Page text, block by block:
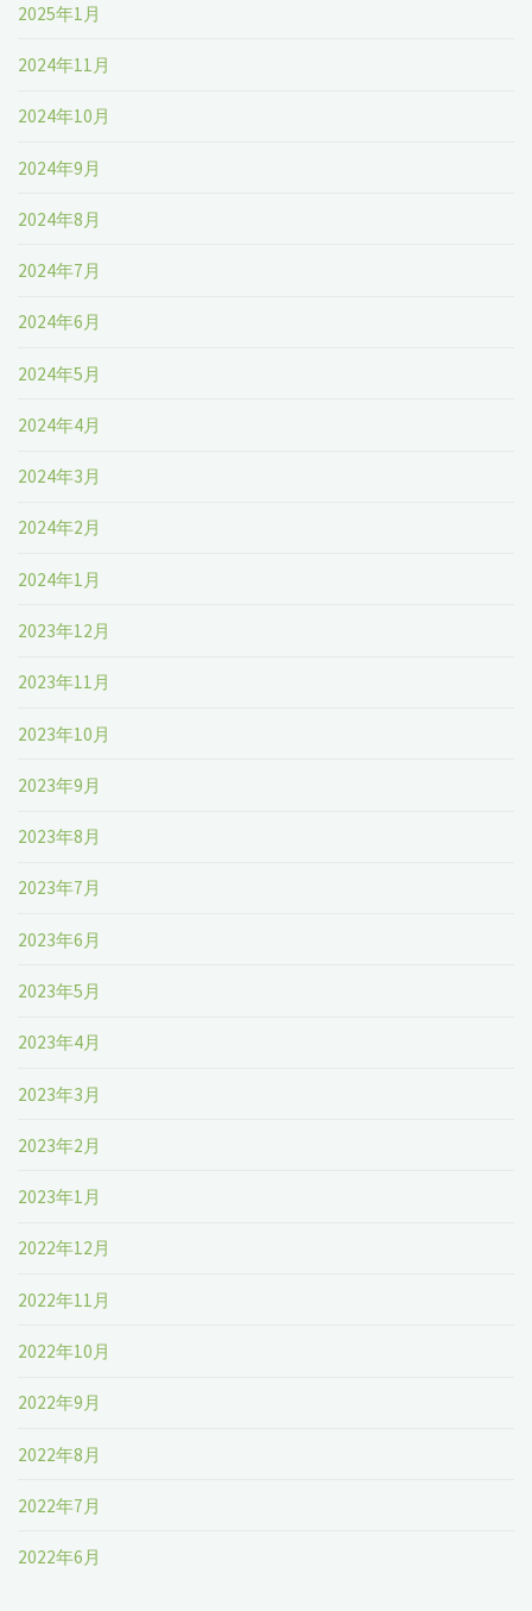
2025年1月
2024年11月
2024年10月
2024年9月
2024年8月
2024年7月
2024年6月
2024年5月
2024年4月
2024年3月
2024年2月
2024年1月
2023年12月
2023年11月
2023年10月
2023年9月
2023年8月
2023年7月
2023年6月
2023年5月
2023年4月
2023年3月
2023年2月
2023年1月
2022年12月
2022年11月
2022年10月
2022年9月
2022年8月
2022年7月
2022年6月